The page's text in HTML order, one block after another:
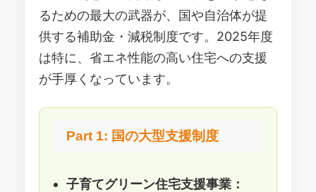
るための最大の武器が、国や自治体が提
供する補助金・減税制度です。2025年度
は特に、省エネ性能の高い住宅への支援
が手厚くなっています。
Part 1: 国の大型支援制度
子育てグリーン住宅支援事業：